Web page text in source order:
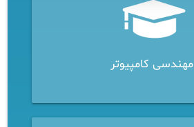
مهندسی کامپیوتر